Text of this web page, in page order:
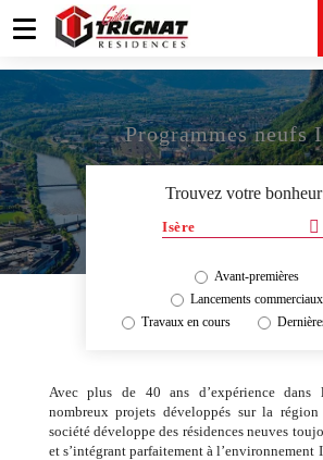
Programmes neufs
Trouvez votre bonheur
Isère
Avant-premières
Lancements commerciaux
Travaux en cours
Avec plus de 40 ans d’expérience dans
nombreux projets développés sur la région
société développe des résidences neuves
et s’intégrant parfaitement à l’environnement